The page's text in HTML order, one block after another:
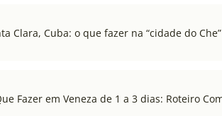
Clara, Cuba: o que fazer na “cidade do Che”
Fazer em Veneza de 1 a 3 dias: Roteiro